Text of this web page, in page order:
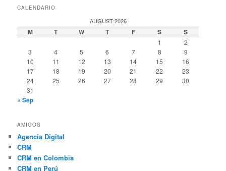
CALENDARIO
AUGUST 2026
M T W T F S S
1
2
3
4 5 6 7 8
9
10
11 12 13 14 15
16
17
18 19 20 21 22
23
24
25 26 27 28 29
30
31
« Sep
AMIGOS
Agencia Digital
CRM
CRM en Colombia
CRM en Perú